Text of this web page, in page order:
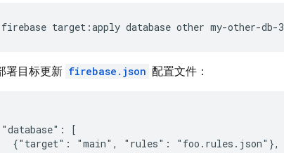
firebase target:apply database other my-other-db-3
署目标更新 firebase.json 配置文件：
[
{"target": "main", "rules": "foo.rules.json"},